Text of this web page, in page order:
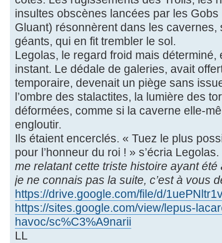
insultes obscènes lancées par les
Gluant) résonnèrent dans les
géants, qui en fit trembler le sol.
Legolas, le regard froid mais déterminé,
instant. Le dédale de galeries, avait
temporaire, devenait un piège sans
l’ombre des stalactites, la lumière des
déformées, comme si la caverne elle-
engloutir.
Ils étaient encerclés. « Tuez le plus
pour l’honneur du roi ! » s’écria
me relatant cette triste histoire ayant
je ne connais pas la suite, c’est à vous
https://drive.google.com/file/d/
https://sites.google.com/view/lepus-
havoc/sc%C3%A9narii
LL